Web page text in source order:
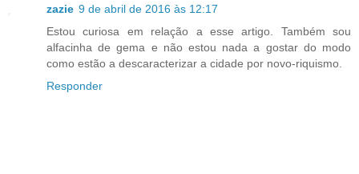
zazie 9 de abril de 2016 às 12:17
Estou curiosa em relação a esse artigo. Também sou
alfacinha de gema e não estou nada a gostar do modo
como estão a descaracterizar a cidade por novo-riquismo.
Responder